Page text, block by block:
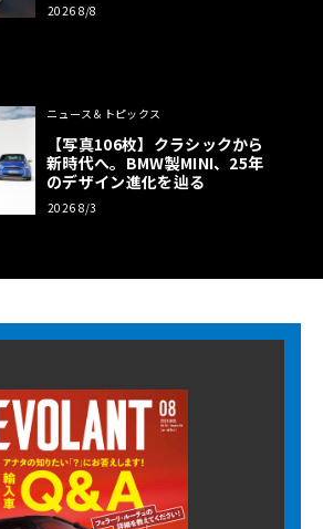
2026 8/8
ニュース＆トピックス
【写真106枚】クラシックから
新時代へ。BMW製MINI、25年
のデザイン進化を辿る
2026 8/3